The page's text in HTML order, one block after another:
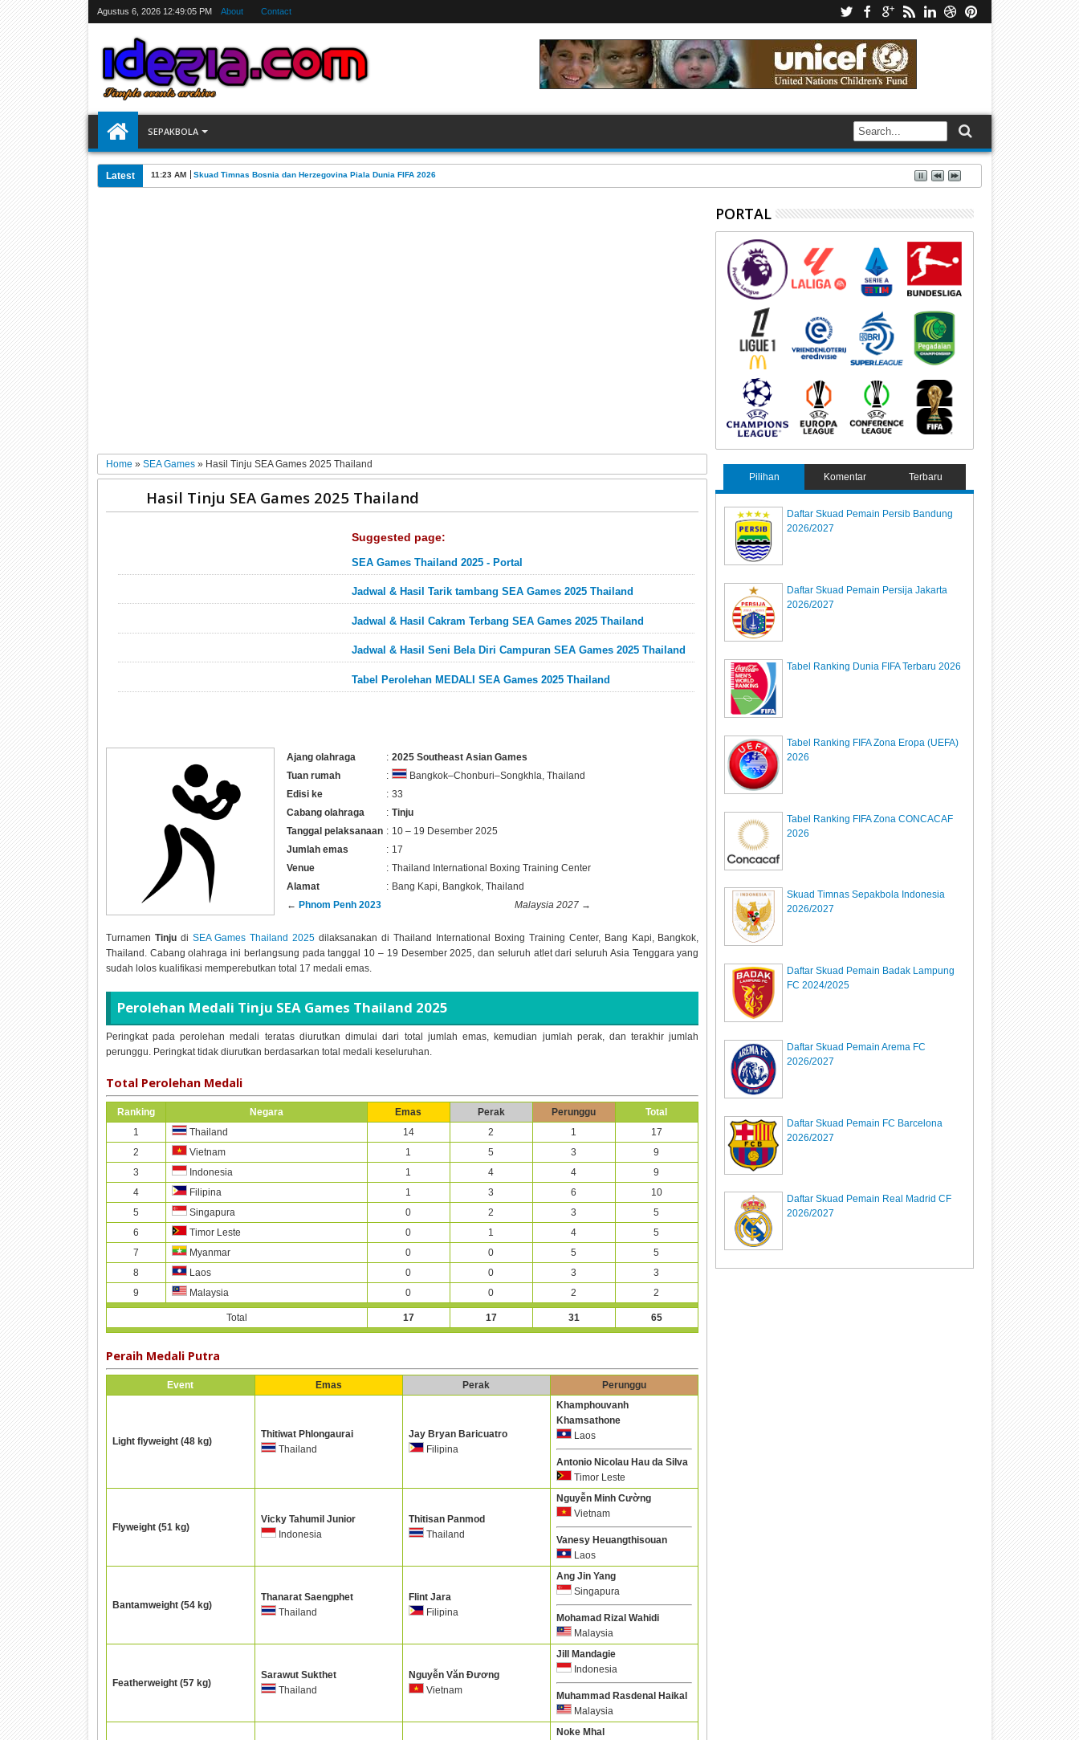
Agustus 6, 2026 12:49:06 PM About Contact
SEPAKBOLA
Latest 11:23 AM Skuad Timnas Bosnia dan Herzegovina Piala Dunia FIFA 2026
Home » SEA Games » Hasil Tinju SEA Games 2025 Thailand
Hasil Tinju SEA Games 2025 Thailand
Suggested page:
SEA Games Thailand 2025 - Portal
Jadwal & Hasil Tarik tambang SEA Games 2025 Thailand
Jadwal & Hasil Cakram Terbang SEA Games 2025 Thailand
Jadwal & Hasil Seni Bela Diri Campuran SEA Games 2025 Thailand
Tabel Perolehan MEDALI SEA Games 2025 Thailand
Ajang olahraga : 2025 Southeast Asian Games
Tuan rumah
:
Bangkok–Chonburi–Songkhla, Thailand
Edisi ke
: 33
Cabang olahraga
: Tinju
Tanggal pelaksanaan : 10 – 19 Desember 2025
Jumlah emas
: 17
Venue
: Thailand International Boxing Training Center
Alamat
: Bang Kapi, Bangkok, Thailand
← Phnom Penh 2023 Malaysia 2027→
Turnamen Tinjudi SEA Games Thailand 2025 dilaksanakan diThailand International Boxing Training Center, Bang Kapi, Bangkok,
Thailand. Cabang olahraga ini berlangsung pada tanggal 10 – 19 Desember 2025, dan seluruh atlet dari seluruh Asia Tenggara yang
sudah lolos kualifikasi memperebutkan total 17 medali emas.
Perolehan Medali Tinju SEA Games Thailand 2025
Peringkat pada perolehan medali teratas diurutkan dimulai dari total jumlah emas, kemudian jumlah perak, dan terakhir jumlah
perunggu. Peringkat tidak diurutkan berdasarkan total medali keseluruhan.
Total Perolehan Medali
Ranking Negara Emas Perak Perunggu
Total
1
Thailand 14 2 1
17
2
Vietnam 1 5 3
9
3
Indonesia 1 4 4
9
4
Filipina 1 3 6
10
5
Singapura 0 2 3
5
6
Timor Leste 0 1 4
5
7
Myanmar 0 0 5
5
8
Laos 0 0 3
3
9
Malaysia 0 0 2 2
Total 17 17 31 65
Peraih Medali Putra
Event Emas Perak Perunggu
Light flyweight (48 kg)
Thitiwat Phlongaurai
Thailand
Jay Bryan Baricuatro
Filipina
Khamphouvanh
Khamsathone
Laos
Antonio Nicolau Hau da Silva
Timor Leste
Flyweight (51 kg)
Vicky Tahumil Junior
Indonesia
Thitisan Panmod
Thailand
Nguyễn Minh Cường
Vietnam
Vanesy Heuangthisouan
Laos
Bantamweight (54 kg)
Thanarat Saengphet
Thailand
Flint Jara
Filipina
Ang Jin Yang
Singapura
Mohamad Rizal Wahidi
Malaysia
Featherweight (57 kg)
Sarawut Sukthet
Thailand
Nguyễn Văn Đương
Vietnam
Jill Mandagie
Indonesia
Muhammad Rasdenal Haikal
Malaysia
Noke Mhal
PORTAL
Pilihan Komentar Terbaru
Daftar Skuad Pemain Persib Bandung
2026/2027
Daftar Skuad Pemain Persija Jakarta
2026/2027
Tabel Ranking Dunia FIFA Terbaru 2026
Tabel Ranking FIFA Zona Eropa (UEFA)
2026
Tabel Ranking FIFA Zona CONCACAF
2026
Skuad Timnas Sepakbola Indonesia
2026/2027
Daftar Skuad Pemain Badak Lampung
FC 2024/2025
Daftar Skuad Pemain Arema FC
2026/2027
Daftar Skuad Pemain FC Barcelona
2026/2027
Daftar Skuad Pemain Real Madrid CF
2026/2027